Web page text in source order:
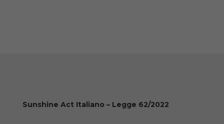
Sunshine Act Italiano – Legge 62/2022